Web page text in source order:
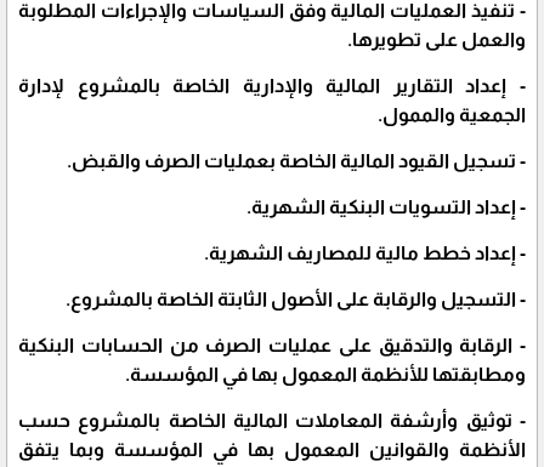
- تنفيذ العمليات المالية وفق السياسات والإجراءات المطلوبة
والعمل على تطويرها.
- إعداد التقارير المالية والإدارية الخاصة بالمشروع لإدارة
الجمعية والممول.
- تسجيل القيود المالية الخاصة بعمليات الصرف والقبض.
- إعداد التسويات البنكية الشهرية.
- إعداد خطط مالية للمصاريف الشهرية.
- التسجيل والرقابة على الأصول الثابتة الخاصة بالمشروع.
- الرقابة والتدقيق على عمليات الصرف من الحسابات البنكية
ومطابقتها للأنظمة المعمول بها في المؤسسة.
- توثيق وأرشفة المعاملات المالية الخاصة بالمشروع حسب
الأنظمة والقوانين المعمول بها في المؤسسة وبما يتفق